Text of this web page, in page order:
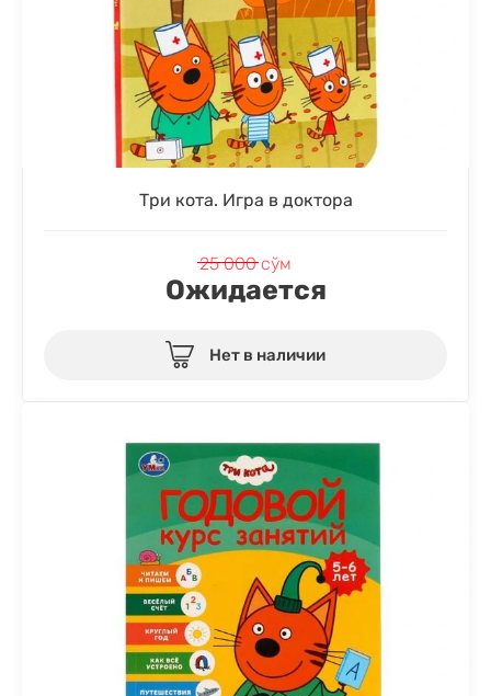
Три кота. Игра в доктора
25 000сўм
Ожидается
Нет в наличии